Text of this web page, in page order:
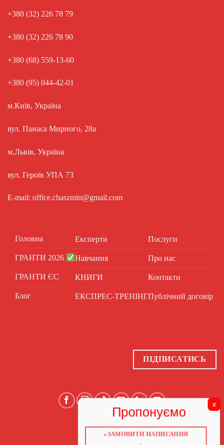
+380 (32) 226 78 79
+380 (32) 226 78 90
+380 (68) 559-13-60
+380 (95) 044-42-01
м.Київ, Україна
вул. Панаса Мирного, 28а
м.Львів, Україна
вул. Героїв УПА 73
E-mail: office.chaszmin@gmail.com
Головна
ГРАНТИ 2026
ГРАНТИ ЄС
Блог
Експерти
Навчання
КНИГИ
ЕКСПРЕС-ТРЕНІНГ
Послуги
Про нас
Контакти
Публічний договір
ПІДПИСАТИСЬ
ГОЛОВНА
«ЗАМОВИТИ НАПИСАННЯ